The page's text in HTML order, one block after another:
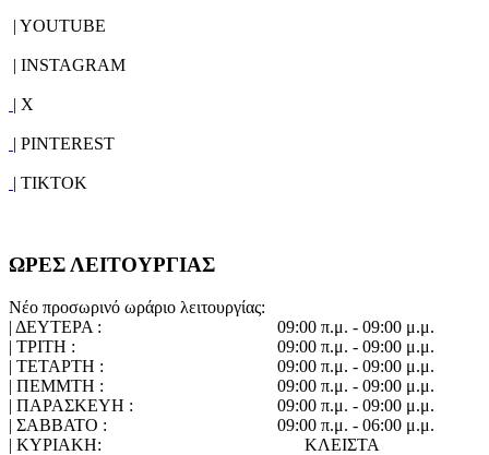
| YOUTUBE
| INSTAGRAM
| X
| PINTEREST
| TIKTOK
ΩΡΕΣ ΛΕΙΤΟΥΡΓΙΑΣ
Νέο προσωρινό ωράριο λειτουργίας:
| ΔΕΥΤΕΡΑ :
09:00 π.μ. - 09:00 μ.μ.
| ΤΡΙΤΗ :
09:00 π.μ. - 09:00 μ.μ.
| ΤΕΤΑΡΤΗ :
09:00 π.μ. - 09:00 μ.μ.
| ΠΕΜΜΤΗ :
09:00 π.μ. - 09:00 μ.μ.
| ΠΑΡΑΣΚΕΥΗ :
09:00 π.μ. - 09:00 μ.μ.
| ΣΑΒΒΑΤΟ :
09:00 π.μ. - 06:00 μ.μ.
| ΚΥΡΙΑΚΗ:
ΚΛΕΙΣΤΑ